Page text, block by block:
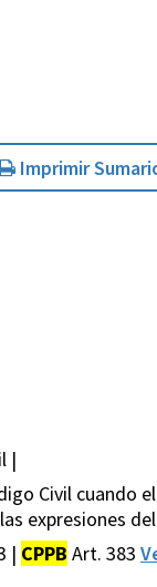
Imprimir
|
Civil
expresiones
| CPPB Art. 383